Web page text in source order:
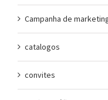
Campanha de
catalogos
convites